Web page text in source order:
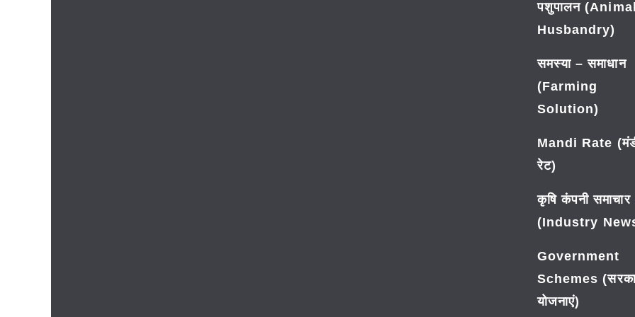
पशुपालन (Animal
Husbandry)
समस्या – समाधान
(Farming
Solution)
Mandi Rate
रेट)
कृषि कंपनी समाचार
(Industry
Government
Schemes
योजनाएं)